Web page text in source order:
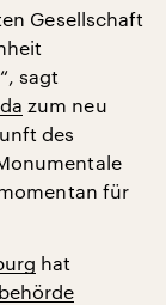
Gesellschaft
sagt
zum neu
des
für
hat